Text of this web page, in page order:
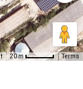
20 m Terms